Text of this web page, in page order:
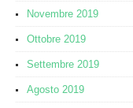
Novembre 2019
Ottobre 2019
Settembre 2019
Agosto 2019